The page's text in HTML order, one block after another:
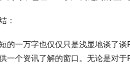
：
的一万字也仅仅只是浅显地谈了
一个资讯了解的窗口。无论是对